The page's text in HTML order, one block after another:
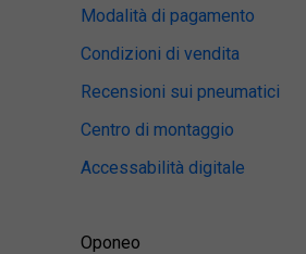
Modalità di pagamento
Condizioni di vendita
Recensioni sui pneumatici
Centro di montaggio
Accessabilità digitale
Oponeo